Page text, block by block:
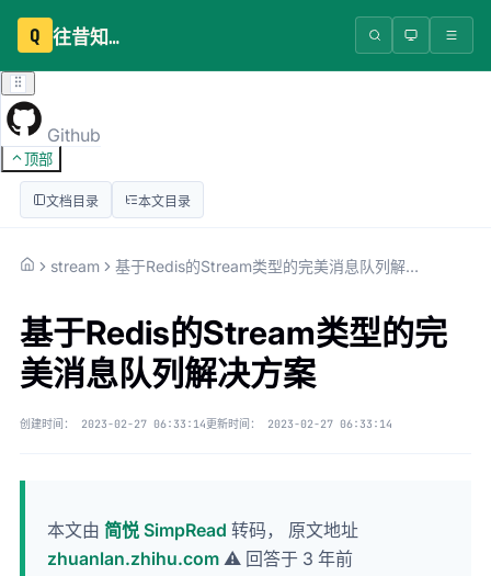
Q 往昔知识库
Github
顶部
文档目录 本文目录
stream 基于Redis的Stream类型的完美消息队列解决方案
基于Redis的Stream类型的完
美消息队列解决方案
创建时间： 2023-02-27 06:33:14更新时间： 2023-02-27 06:33:14
本文由 简悦 SimpRead 转码， 原文地址
zhuanlan.zhihu.com ⚠️ 回答于 3 年前